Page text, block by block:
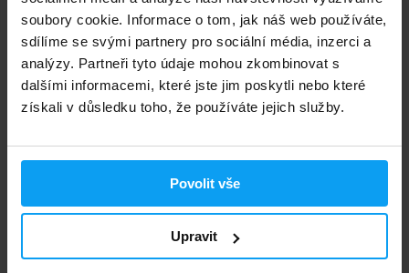
soubory cookie. Informace o tom, jak náš web používáte,
sdílíme se svými partnery pro sociální média, inzerci a
analýzy. Partneři tyto údaje mohou zkombinovat s
dalšími informacemi, které jste jim poskytli nebo které
získali v důsledku toho, že používáte jejich služby.
Povolit vše
Upravit
Rychlé doručení
1.000.000+ objednávek